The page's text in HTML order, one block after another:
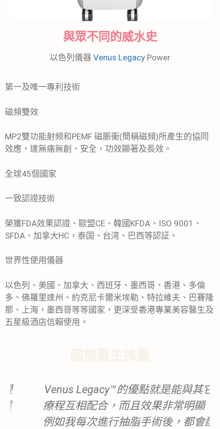
與眾不同的威水史
以色列儀器 Venus Legacy Power
第一及唯一專利技術
磁頻雙效
MP2雙功能射频和PEMF 磁脤衝(簡稱磁頻)所產生的協同
效應，達無痛無創、安全，功效顯著及長效。
全球45個國家
一致認證技術
榮獲FDA效果認證、歐盟CE、韓國KFDA、ISO 9001、
SFDA、加拿大HC，泰国、台湾、巴西等認証。
世界性使用儀器
以色列、美國、加拿大、西班牙、墨西哥、香港、多倫
多、佛羅里達州、約克尼卡爾米埃勒、特拉維夫、巴賽隆
那、上海，墨西哥等等國家，更深受香港專業美容醫生及
五星級酒店信賴使用。
Venus Legacy™的優點就是能與其它
療程互相配合，而且效果非常明顯。
例如我每次進行抽脂手術後，都會配